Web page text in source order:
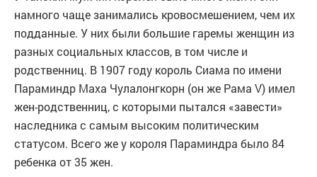
намного чаще занимались кровосмешением, чем их
подданные. У них были большие гаремы женщин из
разных социальных классов, в том числе и
родственниц. В 1907 году король Сиама по имени
Параминдр Маха Чулалонгкорн (он же Рама V) имел
жен-родственниц, с которыми пытался «завести»
наследника с самым высоким политическим
статусом. Всего же у короля Параминдра было 84
ребенка от 35 жен.